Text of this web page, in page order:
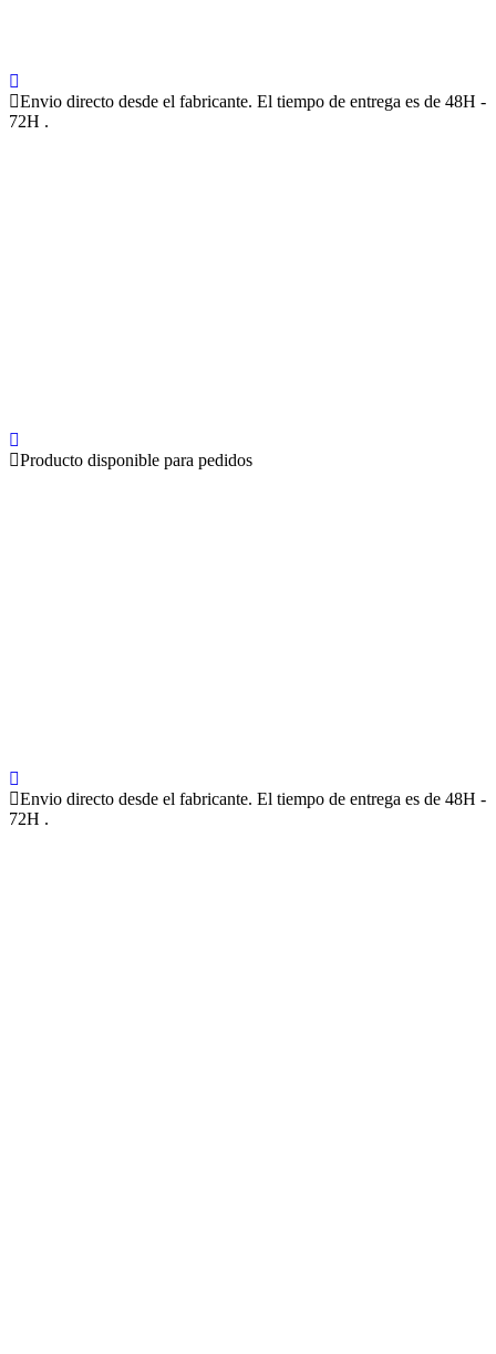
Envio directo desde el fabricante. El tiempo de entrega es de 48H -
72H .
Producto disponible para pedidos
Envio directo desde el fabricante. El tiempo de entrega es de 48H -
72H .